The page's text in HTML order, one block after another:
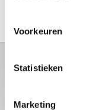
Voorkeuren
Statistieken
Marketing